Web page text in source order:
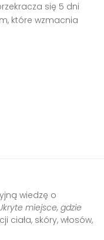
się 5 dni
które wzmacnia
wiedzę o
miejsce, gdzie
ciała, skóry, włosów,